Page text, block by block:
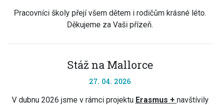
Pracovníci školy přejí všem dětem i rodičům krásné léto.
Děkujeme za Vaši přízeň.
Stáž na Mallorce
27. 04. 2026
V dubnu 2026 jsme v rámci projektu Erasmus + navštívily